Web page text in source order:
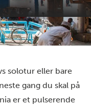
solotur eller bare
gang du skal på
er et pulserende